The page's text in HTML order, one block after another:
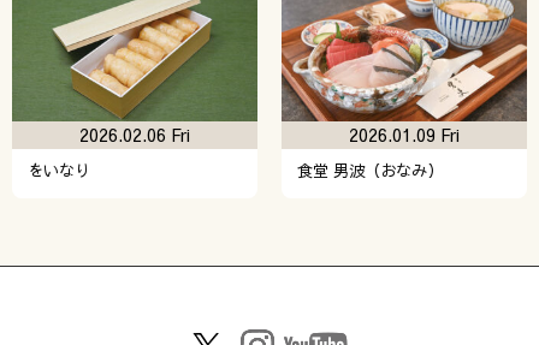
をいなり
2026.02.06 Fri
食堂 男波（おなみ）
2026.01.09 Fri